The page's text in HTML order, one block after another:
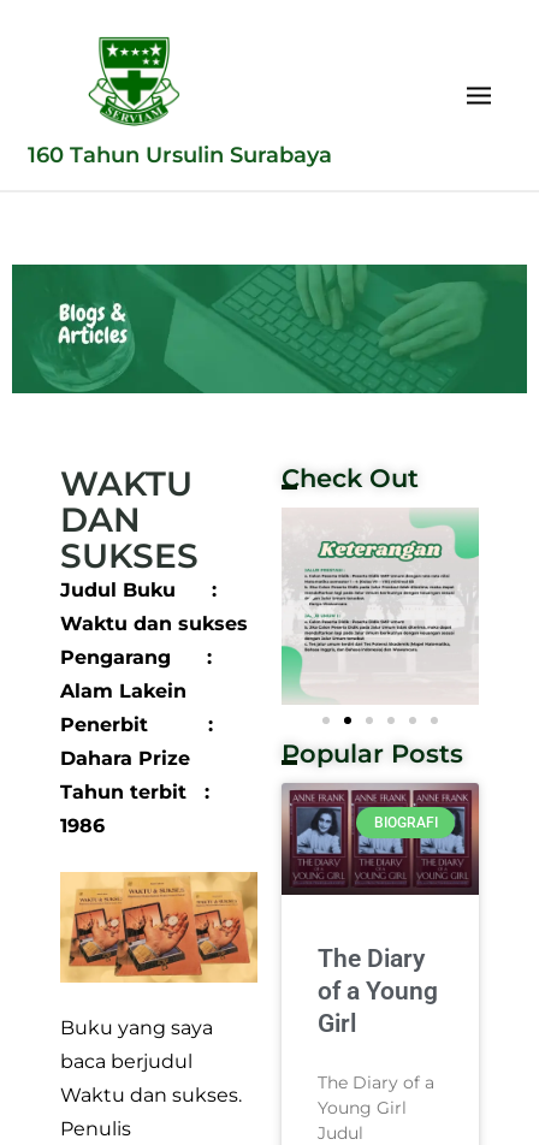
160 Tahun Ursulin Surabaya
WAKTU
DAN
SUKSES
Judul Buku :
Waktu dan sukses
Pengarang :
Alam Lakein
Penerbit :
Dahara Prize
Tahun terbit :
1986
Buku yang saya
baca berjudul
Waktu dan sukses.
Penulis
Check Out
Popular Posts
BIOGRAFI
The Diary
of a Young
Girl
The Diary of a
Young Girl
Judul